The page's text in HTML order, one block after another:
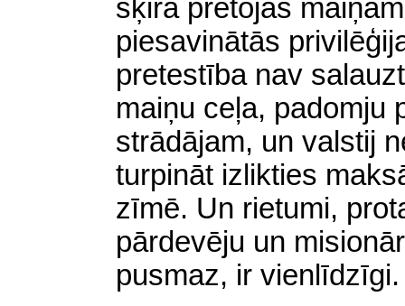
šķira pretojas
piesavinātās
pretestība nav
maiņu ceļa, padomju
strādājam, un valstij
turpināt izlikties
zīmē. Un rietumi,
pārdevēju un
pusmaz, ir vienlīdzīgi.